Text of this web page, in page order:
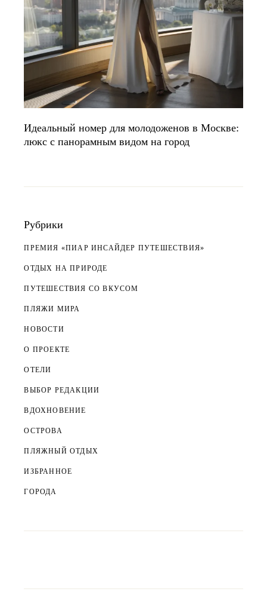
Идеальный номер для молодоженов в Москве:
люкс с панорамным видом на город
Рубрики
ПРЕМИЯ «ПИАР ИНСАЙДЕР ПУТЕШЕСТВИЯ»
ОТДЫХ НА ПРИРОДЕ
ПУТЕШЕСТВИЯ СО ВКУСОМ
ПЛЯЖИ МИРА
НОВОСТИ
О ПРОЕКТЕ
ОТЕЛИ
ВЫБОР РЕДАКЦИИ
ВДОХНОВЕНИЕ
ОСТРОВА
ПЛЯЖНЫЙ ОТДЫХ
ИЗБРАННОЕ
ГОРОДА